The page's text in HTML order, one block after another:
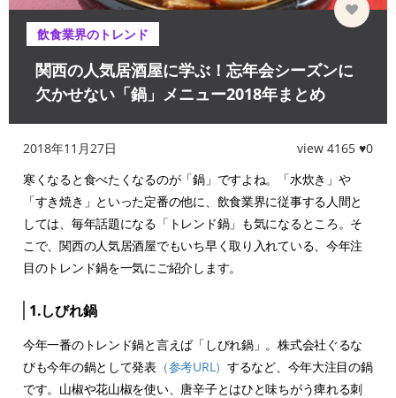
飲食業界のトレンド
関西の人気居酒屋に学ぶ！忘年会シーズンに
欠かせない「鍋」メニュー2018年まとめ
2018年11月27日
view 4165 ♥0
寒くなると食べたくなるのが「鍋」ですよね。「水炊き」や
「すき焼き」といった定番の他に、飲食業界に従事する人間と
しては、毎年話題になる「トレンド鍋」も気になるところ。そ
こで、関西の人気居酒屋でもいち早く取り入れている、今年注
目のトレンド鍋を一気にご紹介します。
1.しびれ鍋
今年一番のトレンド鍋と言えば「しびれ鍋」。株式会社ぐるな
びも今年の鍋として発表（参考URL） するなど、今年大注目の鍋
です。山椒や花山椒を使い、唐辛子とはひと味ちがう痺れる刺